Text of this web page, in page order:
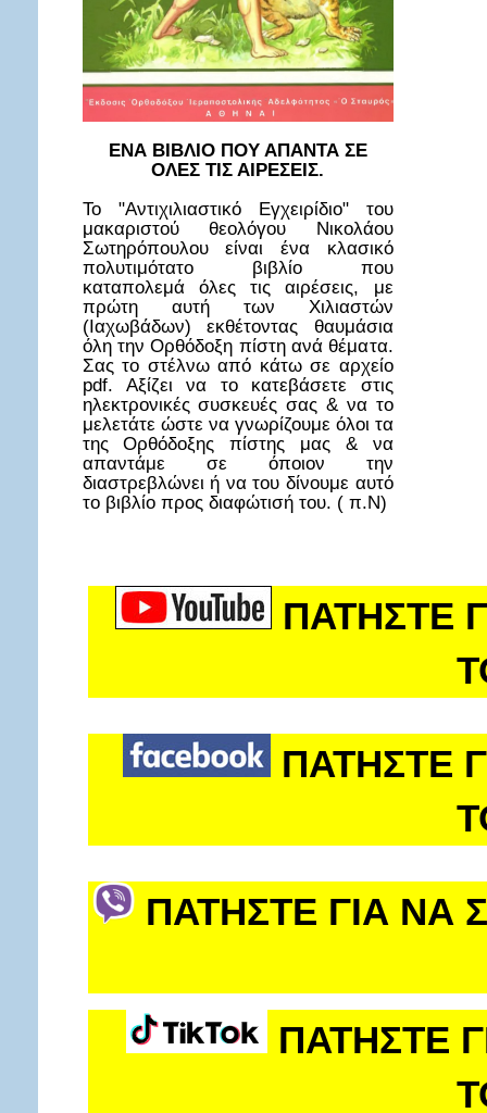
ΕΝΑ ΒΙΒΛΙΟ ΠΟΥ ΑΠΑΝΤΑ ΣΕ
ΟΛΕΣ ΤΙΣ ΑΙΡΕΣΕΙΣ.
Το "Αντιχιλιαστικό Εγχειρίδιο" του
μακαριστού θεολόγου Νικολάου
Σωτηρόπουλου είναι ένα κλασικό
πολυτιμότατο βιβλίο που
καταπολεμά όλες τις αιρέσεις, με
πρώτη αυτή των Χιλιαστών
(Ιαχωβάδων) εκθέτοντας θαυμάσια
όλη την Ορθόδοξη πίστη ανά θέματα.
Σας το στέλνω από κάτω σε αρχείο
pdf. Αξίζει να το κατεβάσετε στις
ηλεκτρονικές συσκευές σας & να το
μελετάτε ώστε να γνωρίζουμε όλοι τα
της Ορθόδοξης πίστης μας & να
απαντάμε σε όποιον την
διαστρεβλώνει ή να του δίνουμε αυτό
το βιβλίο προς διαφώτισή του. ( π.Ν)
ΠΑΤΗΣΤΕ
ΠΑΤΗΣΤΕ
ΠΑΤΗΣΤΕ ΓΙΑ ΝΑ
ΠΑΤΗΣΤΕ